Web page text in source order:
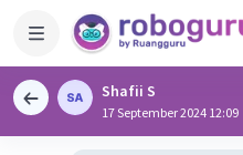
Shafii S
17 September 2024 12:09